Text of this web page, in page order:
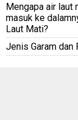
Mengapa air laut
masuk ke
Laut Mati?
Jenis Garam